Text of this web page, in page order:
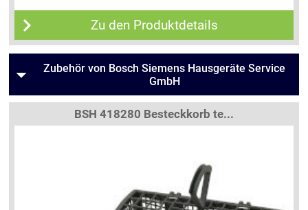
Zu den Produktdetails
Zubehör von Bosch Siemens Hausgeräte Service
GmbH
BSH 418280 Besteckkorb te...